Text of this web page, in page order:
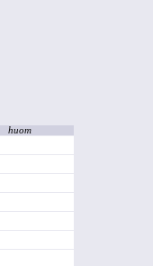
huom